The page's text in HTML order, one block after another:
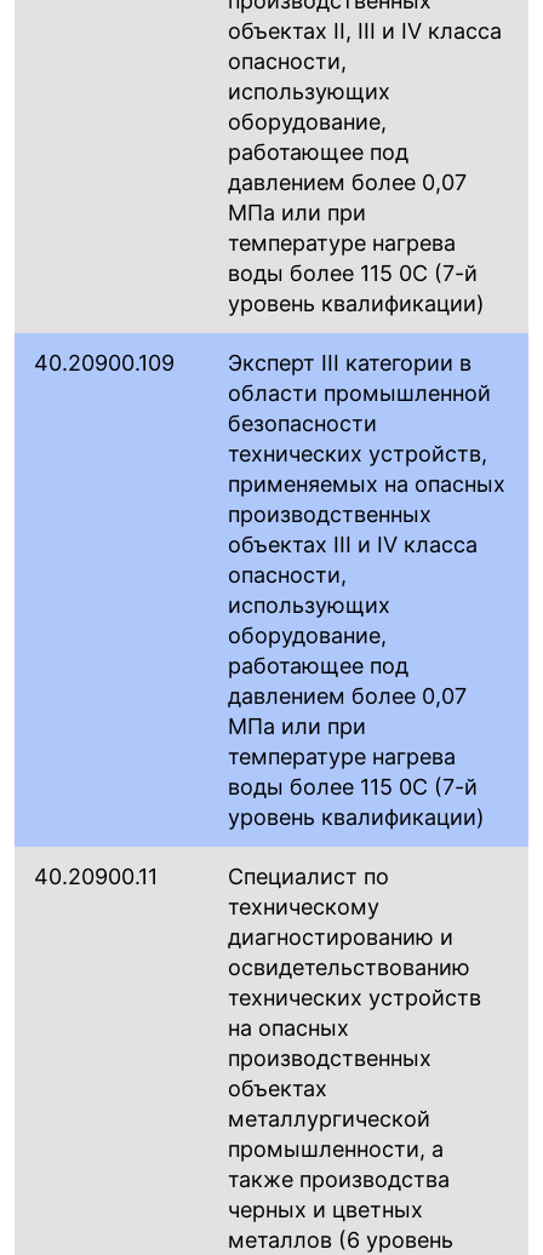
объектах II, III и IV класса
опасности,
использующих
оборудование,
работающее под
давлением более 0,07
МПа или при
температуре нагрева
воды более 115 0С (7-й
уровень квалификации)
40.20900.109
Эксперт III категории в
области промышленной
безопасности
технических устройств,
применяемых на опасных
производственных
объектах III и IV класса
опасности,
использующих
оборудование,
работающее под
давлением более 0,07
МПа или при
температуре нагрева
воды более 115 0С (7-й
уровень квалификации)
40.20900.11
Специалист по
техническому
диагностированию и
освидетельствованию
технических устройств
на опасных
производственных
объектах
металлургической
промышленности, а
также производства
черных и цветных
металлов (6 уровень